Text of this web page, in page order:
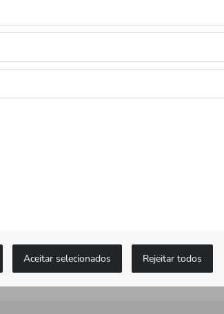
Aceitar selecionados Rejeitar todos